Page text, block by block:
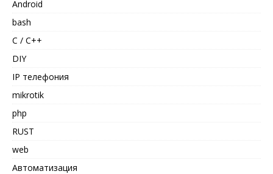
Android
bash
C / C++
DIY
IP телефония
mikrotik
php
RUST
web
Автоматизация